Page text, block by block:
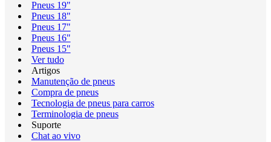
Pneus 19"
Pneus 18"
Pneus 17"
Pneus 16"
Pneus 15"
Ver tudo
Artigos
Manutenção de pneus
Compra de pneus
Tecnologia de pneus para carros
Terminologia de pneus
Suporte
Chat ao vivo